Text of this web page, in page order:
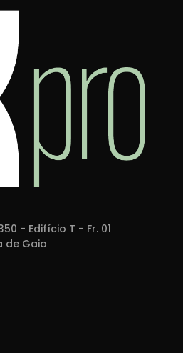
- Edifício T - Fr. 01
de Gaia